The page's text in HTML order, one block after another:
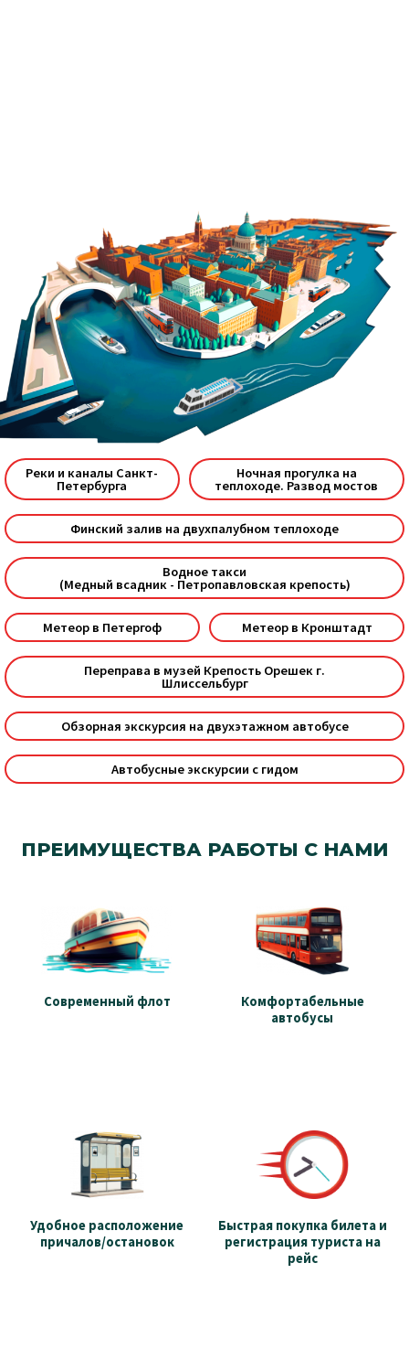
Реки и каналы Санкт-
Петербурга
Ночная прогулка на
теплоходе. Развод мостов
Финский залив на двухпалубном теплоходе
Водное такси
(Медный всадник - Петропавловская крепость)
Метеор в Петергоф Метеор в Кронштадт
Переправа в музей Крепость Орешек г.
Шлиссельбург
Обзорная экскурсия на двухэтажном автобусе
Автобусные экскурсии c гидом
ПРЕИМУЩЕСТВА РАБОТЫ С НАМИ
Современный флот
Комфортабельные
автобусы
Удобное расположение
причалов/остановок
Быстрая покупка билета и
регистрация туриста на
рейс